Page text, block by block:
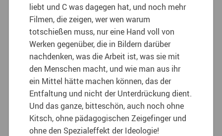
liebt und C was dagegen hat, und noch mehr
Filmen, die zeigen, wer wen warum
totschießen muss, nur eine Hand voll von
Werken gegenüber, die in Bildern darüber
nachdenken, was die Arbeit ist, was sie mit
den Menschen macht, und wie man aus ihr
ein Mittel hätte machen können, das der
Entfaltung und nicht der Unterdrückung dient.
Und das ganze, bitteschön, auch noch ohne
Kitsch, ohne pädagogischen Zeigefinger und
ohne den Spezialeffekt der Ideologie!